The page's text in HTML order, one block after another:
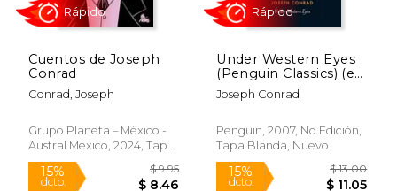
15% 15%
Cuentos de Joseph
Conrad
Conrad, Joseph
Grupo Planeta – México -
Austral México, 2024, Tapa
Blanda, Nuevo
Under Western Eyes
(Penguin Classics) (en
Inglés)
Joseph Conrad
Penguin, 2007, No Edición,
Tapa Blanda, Nuevo